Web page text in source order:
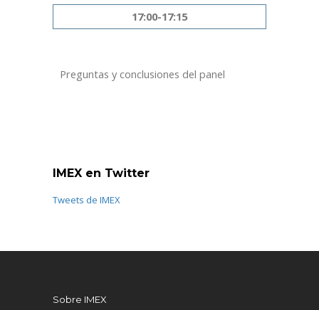
17:00-17:15
Preguntas y conclusiones del panel
IMEX en Twitter
Tweets de IMEX
Sobre IMEX